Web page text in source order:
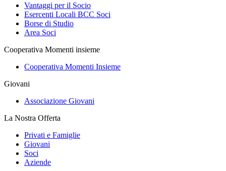
Vantaggi per il Socio
Esercenti Locali BCC Soci
Borse di Studio
Area Soci
Cooperativa Momenti insieme
Cooperativa Momenti Insieme
Giovani
Associazione Giovani
La Nostra Offerta
Privati e Famiglie
Giovani
Soci
Aziende